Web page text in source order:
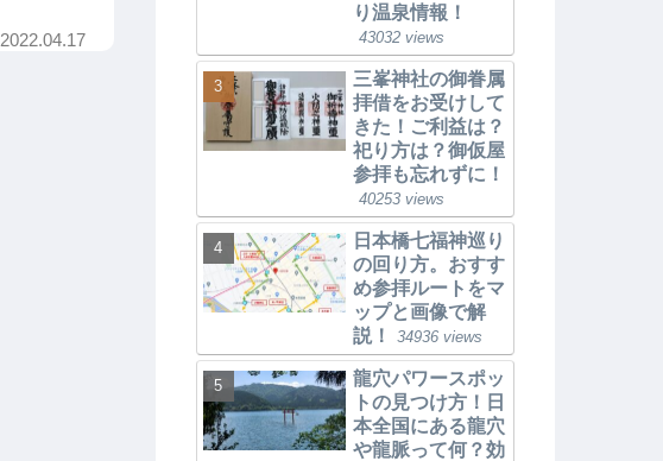
2022.04.17
り温泉情報！
43032 views
三峯神社の御眷属
拝借をお受けして
きた！ご利益は？
祀り方は？御仮屋
参拝も忘れずに！
40253 views
日本橋七福神巡り
の回り方。おすす
め参拝ルートをマ
ップと画像で解
説！
34936 views
龍穴パワースポッ
トの見つけ方！日
本全国にある龍穴
や龍脈って何？効